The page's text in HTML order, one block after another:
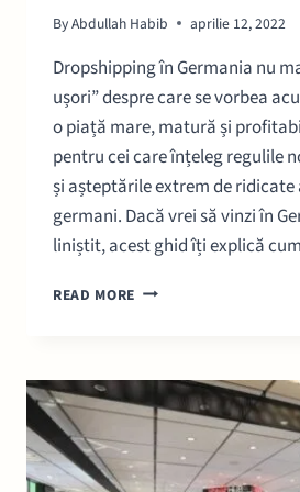
ByAbdullah Habib aprilie 12, 2022
Dropshipping în Germania nu
ușori” despre care se vorbea
o piață mare, matură și
pentru cei care înțeleg regulile
și așteptările extrem de
germani. Dacă vrei să vinzi în
liniștit, acest ghid îți explică
READ MORE DROPSHIPPING
COSTURI
REALE
REGULI